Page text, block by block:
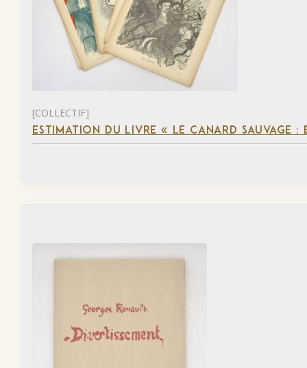
[COLLECTIF]
ESTIMATION DU LIVRE « LE CANARD SAUVAGE :